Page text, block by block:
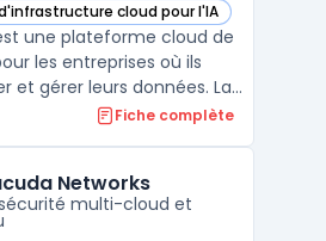
cloud pour l'IA
dans cette catégorie
une plateforme cloud de
les entreprises où ils
et gérer leurs données. La
permet aux clients
et offre diverses
fonctionnalités, telles que ...
Fiche complète
Networks
multi-cloud et